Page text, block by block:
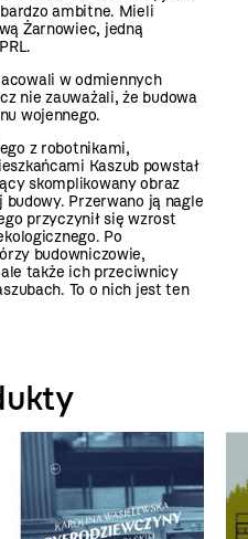
ambitne. Mieli
Żarnowiec, jedną
w odmiennych
nie zauważali, że budowa
wojennego.
z robotnikami,
Kaszub powstał
skomplikowany obraz
Przerwano ją nagle
przyczynił się wzrost
Po
budowniczowie,
także ich przeciwnicy
To o nich jest ten